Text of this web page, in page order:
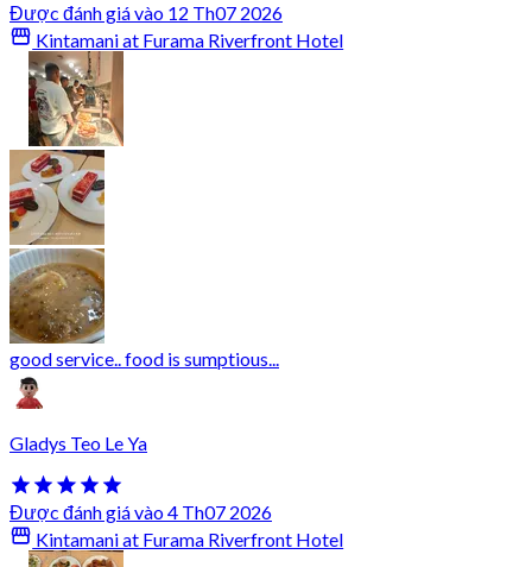
Được đánh giá vào 12 Th07 2026
Kintamani at Furama Riverfront Hotel
good service.. food is sumptious...
Gladys Teo Le Ya
Được đánh giá vào 4 Th07 2026
Kintamani at Furama Riverfront Hotel